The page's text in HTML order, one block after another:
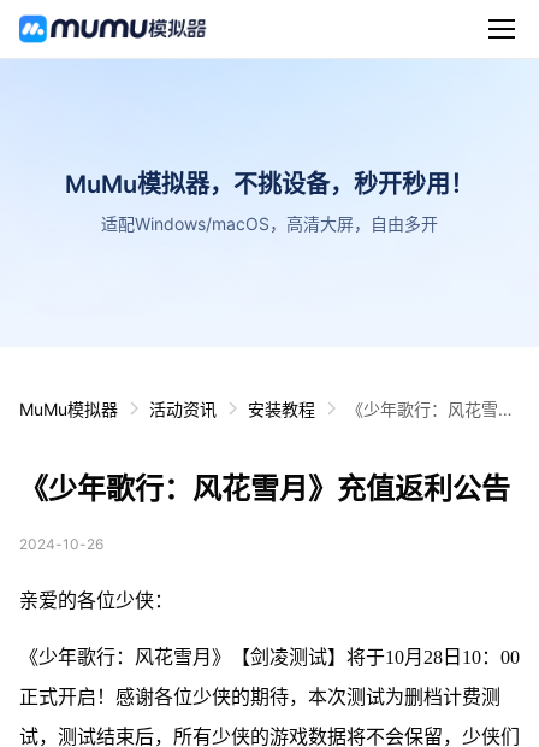
MuMu模拟器，不挑设备，秒开秒用！
适配Windows/macOS，高清大屏，自由多开
MuMu模拟器 活动资讯 安装教程
《少年歌行：风花雪
《少年歌行：风花雪月》充值返利公告
2024-10-26
亲爱的各位少侠：
《少年歌行：风花雪月》【剑凌测试】将于10月28日10：00
正式开启！感谢各位少侠的期待，本次测试为删档计费测
试，测试结束后，所有少侠的游戏数据将不会保留，少侠们